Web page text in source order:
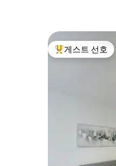
상위 게스트 선호
게스트 선호